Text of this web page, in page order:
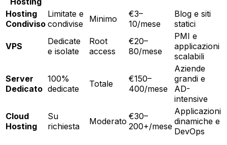
Hosting
Condiviso
Limitate e
condivise
Minimo
€3–
10/mese
Blog e siti
statici
VPS
Dedicate
e isolate
Root
access
€20–
80/mese
PMI e
applicazioni
scalabili
Server
Dedicato
100%
dedicate
Totale
€150–
400/mese
Aziende
grandi e
AD-
intensive
Cloud
Hosting
Su
richiesta
Moderato €30–
200+/mese
Applicazioni
dinamiche e
DevOps